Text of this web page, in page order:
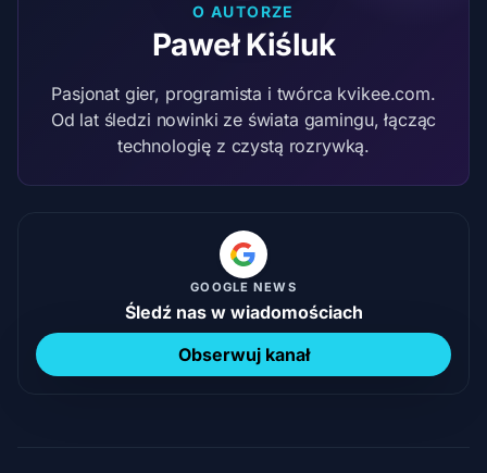
O AUTORZE
Paweł Kiśluk
Pasjonat gier, programista i twórca kvikee.com.
Od lat śledzi nowinki ze świata gamingu, łącząc
technologię z czystą rozrywką.
GOOGLE NEWS
Śledź nas w wiadomościach
Obserwuj kanał